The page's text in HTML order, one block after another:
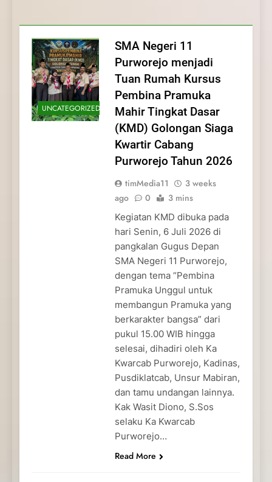
dan Pengabdian Generasi
Pramuka
Pramuka
Kepedulian
UNCATEGORIZED
SMA Negeri 11
Purworejo menjadi
Tuan Rumah Kursus
Pembina Pramuka
Mahir Tingkat Dasar
(KMD) Golongan Siaga
Kwartir Cabang
Purworejo Tahun 2026
timMedia11
3 weeks
ago
0 3 mins
Kegiatan KMD dibuka pada
hari Senin, 6 Juli 2026 di
pangkalan Gugus Depan
SMA Negeri 11 Purworejo,
dengan tema “Pembina
Pramuka Unggul untuk
membangun Pramuka yang
berkarakter bangsa” dari
pukul 15.00 WIB hingga
selesai, dihadiri oleh Ka
Kwarcab Purworejo, Kadinas,
Pusdiklatcab, Unsur Mabiran,
dan tamu undangan lainnya.
Kak Wasit Diono, S.Sos
selaku Ka Kwarcab
Purworejo…
Read More